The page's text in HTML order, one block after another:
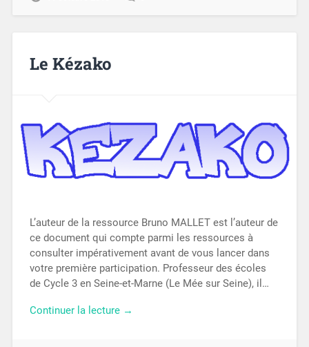
Le Kézako
L’auteur de la ressource Bruno MALLET est l’auteur de
ce document qui compte parmi les ressources à
consulter impérativement avant de vous lancer dans
votre première participation. Professeur des écoles
de Cycle 3 en Seine-et-Marne (Le Mée sur Seine), il…
Continuer la lecture →